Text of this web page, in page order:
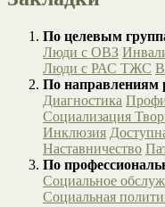
По целевым
Люди с ОВЗ
Люди с РАС ТЖС
По направлениям
Диагностика
Социализация
Инклюзия
Наставничество
По
Социальное
Социальная